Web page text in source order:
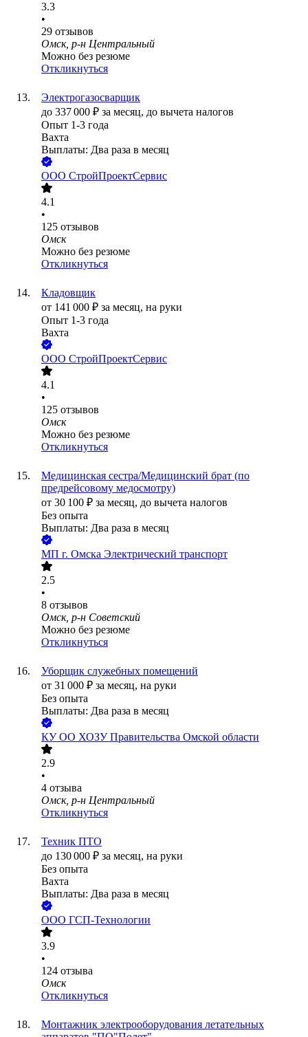
3.3
•
29 отзывов
Омск, р-н Центральный
Можно без резюме
Откликнуться
Электрогазосварщик
до 337 000 ₽ за месяц, до вычета налогов
Опыт 1-3 года
Вахта
Выплаты: Два раза в месяц
ООО СтройПроектСервис
4.1
•
125 отзывов
Омск
Можно без резюме
Откликнуться
Кладовщик
от 141 000 ₽ за месяц, на руки
Опыт 1-3 года
Вахта
ООО СтройПроектСервис
4.1
•
125 отзывов
Омск
Можно без резюме
Откликнуться
Медицинская сестра/Медицинский брат (по
предрейсовому медосмотру)
от 30 100 ₽ за месяц, до вычета налогов
Без опыта
Выплаты: Два раза в месяц
МП г. Омска Электрический транспорт
2.5
•
8 отзывов
Омск, р-н Советский
Можно без резюме
Откликнуться
Уборщик служебных помещений
от 31 000 ₽ за месяц, на руки
Без опыта
Выплаты: Два раза в месяц
КУ ОО ХОЗУ Правительства Омской области
2.9
•
4 отзыва
Омск, р-н Центральный
Откликнуться
Техник ПТО
до 130 000 ₽ за месяц, на руки
Без опыта
Вахта
Выплаты: Два раза в месяц
ООО ГСП-Технологии
3.9
•
124 отзыва
Омск
Откликнуться
Монтажник электрооборудования летательных